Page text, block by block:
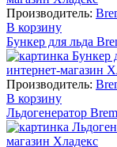
Производитель:
В корзину
Бункер для льда
Производитель:
В корзину
Льдогенератор